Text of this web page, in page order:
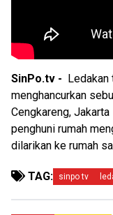
SinPo.tv -
menghancurkan
Cengkareng,
penghuni rumah
dilarikan ke rumah
TAG: sinpo tv